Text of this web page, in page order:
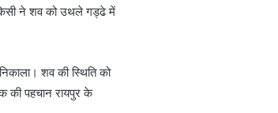
ने शव को उथले गड्ढे में
शव की स्थिति को
की पहचान रायपुर के